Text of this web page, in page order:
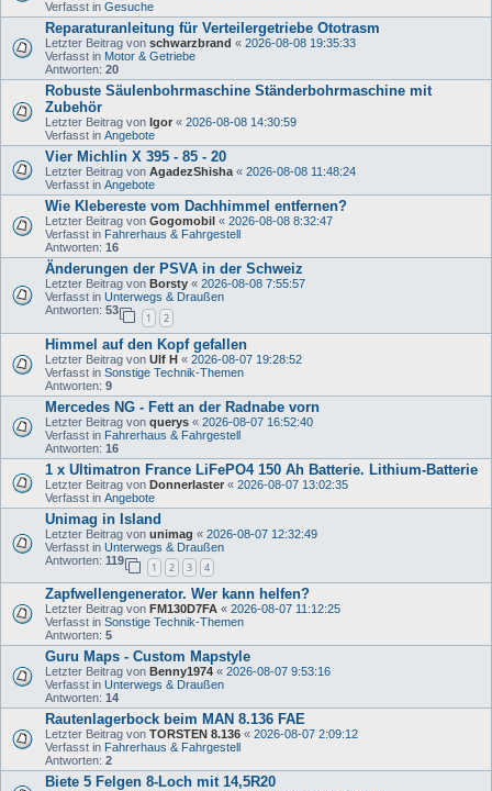
Verfasst in Gesuche
Reparaturanleitung für Verteilergetriebe Ototrasm
Letzter Beitrag von schwarzbrand « 2026-08-08 19:35:33
Verfasst in Motor & Getriebe
Antworten: 20
Robuste Säulenbohrmaschine Ständerbohrmaschine mit
Zubehör
Letzter Beitrag von Igor « 2026-08-08 14:30:59
Verfasst in Angebote
Vier Michlin X 395 - 85 - 20
Letzter Beitrag von AgadezShisha « 2026-08-08 11:48:24
Verfasst in Angebote
Wie Klebereste vom Dachhimmel entfernen?
Letzter Beitrag von Gogomobil « 2026-08-08 8:32:47
Verfasst in Fahrerhaus & Fahrgestell
Antworten: 16
Änderungen der PSVA in der Schweiz
Letzter Beitrag von Borsty « 2026-08-08 7:55:57
Verfasst in Unterwegs & Draußen
Antworten: 53
1 2
Himmel auf den Kopf gefallen
Letzter Beitrag von Ulf H « 2026-08-07 19:28:52
Verfasst in Sonstige Technik-Themen
Antworten: 9
Mercedes NG - Fett an der Radnabe vorn
Letzter Beitrag von querys « 2026-08-07 16:52:40
Verfasst in Fahrerhaus & Fahrgestell
Antworten: 16
1 x Ultimatron France LiFePO4 150 Ah Batterie. Lithium-Batterie
Letzter Beitrag von Donnerlaster « 2026-08-07 13:02:35
Verfasst in Angebote
Unimag in Island
Letzter Beitrag von unimag « 2026-08-07 12:32:49
Verfasst in Unterwegs & Draußen
Antworten: 119
1 2 3 4
Zapfwellengenerator. Wer kann helfen?
Letzter Beitrag von FM130D7FA « 2026-08-07 11:12:25
Verfasst in Sonstige Technik-Themen
Antworten: 5
Guru Maps - Custom Mapstyle
Letzter Beitrag von Benny1974 « 2026-08-07 9:53:16
Verfasst in Unterwegs & Draußen
Antworten: 14
Rautenlagerbock beim MAN 8.136 FAE
Letzter Beitrag von TORSTEN 8.136 « 2026-08-07 2:09:12
Verfasst in Fahrerhaus & Fahrgestell
Antworten: 2
Biete 5 Felgen 8-Loch mit 14,5R20